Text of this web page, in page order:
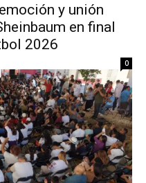
y unión
en final
2026
0